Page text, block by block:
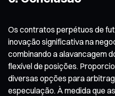
Os contratos perpétuos de
inovação significativa na
combinando a alavancagem
flexível de posições.
diversas opções para
especulação. À medida que